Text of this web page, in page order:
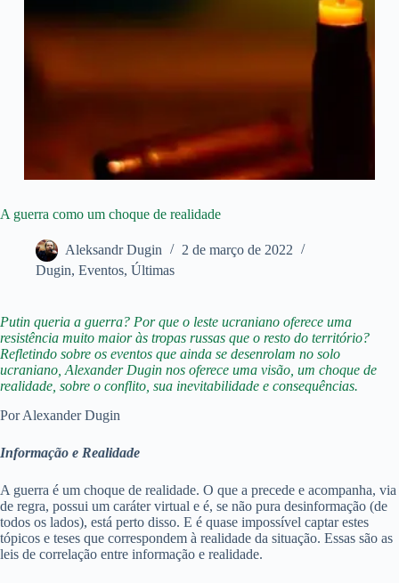
A guerra como um choque de realidade
Aleksandr Dugin
2 de março de 2022
Dugin, Eventos, Últimas
Putin queria a guerra? Por que o leste ucraniano oferece uma
resistência muito maior às tropas russas que o resto do território?
Refletindo sobre os eventos que ainda se desenrolam no solo
ucraniano, Alexander Dugin nos oferece uma visão, um choque de
realidade, sobre o conflito, sua inevitabilidade e consequências.
Por Alexander Dugin
Informação e Realidade
A guerra é um choque de realidade. O que a precede e acompanha, via
de regra, possui um caráter virtual e é, se não pura desinformação (de
todos os lados), está perto disso. E é quase impossível captar estes
tópicos e teses que correspondem à realidade da situação. Essas são as
leis de correlação entre informação e realidade.